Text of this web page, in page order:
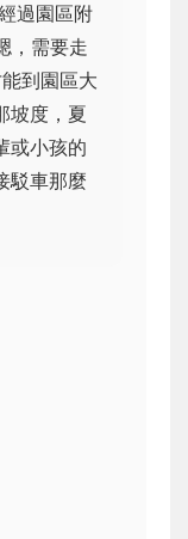
過園區附
，需要走
到園區大
坡度，夏
或小孩的
駁車那麼